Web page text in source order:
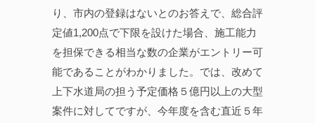
り、市内の登録はないとのお答えで、総合評
定値1,200点で下限を設けた場合、施工能力
を担保できる相当な数の企業がエントリー可
能であることがわかりました。では、改めて
上下水道局の担う予定価格５億円以上の大型
案件に対してですが、今年度を含む直近５年